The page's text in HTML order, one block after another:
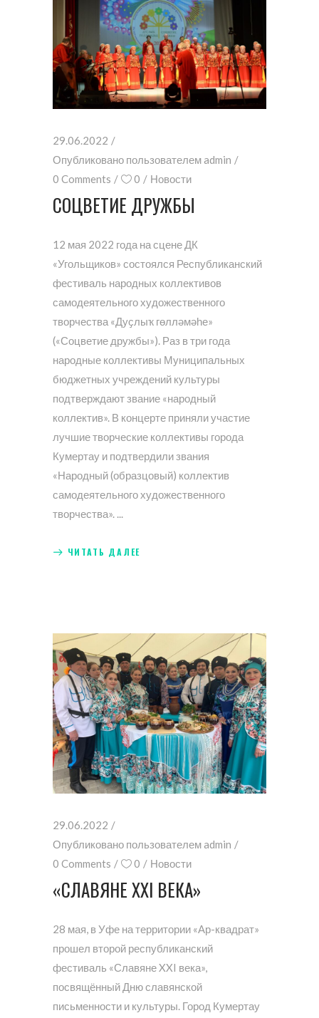
29.06.2022
Опубликовано пользователемadmin
0 Comments
0 Новости
СОЦВЕТИЕ ДРУЖБЫ
12 мая 2022 года на сцене ДК
«Угольщиков» состоялся Республиканский
фестиваль народных коллективов
самодеятельного художественного
творчества «Дуҫлыҡ гөлләмәһе»
(«Соцветие дружбы»). Раз в три года
народные коллективы Муниципальных
бюджетных учреждений культуры
подтверждают звание «народный
коллектив». В концерте приняли участие
лучшие творческие коллективы города
Кумертау и подтвердили звания
«Народный (образцовый) коллектив
самодеятельного художественного
творчества».
ЧИТАТЬ ДАЛЕЕ
29.06.2022
Опубликовано пользователемadmin
0 Comments
0 Новости
«СЛАВЯНЕ XXI ВЕКА»
28 мая, в Уфе на территории «Ар-квадрат»
прошел второй республиканский
фестиваль «Славяне XXI века»,
посвящённый Дню славянской
письменности и культуры. Город Кумертау